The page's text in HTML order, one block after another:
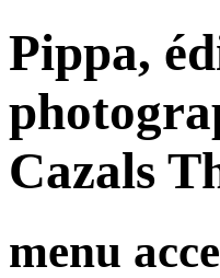
Pippa,
Cazals
menu